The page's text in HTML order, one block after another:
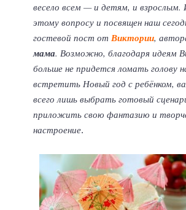
весело всем — и детям, и взрослым.
этому вопросу и посвящен наш
гостевой пост от Виктории,
мама. Возможно, благодаря идеям
больше не придется ломать голову
встретить Новый год с ребёнком,
всего лишь выбрать готовый
приложить свою фантазию и
настроение.